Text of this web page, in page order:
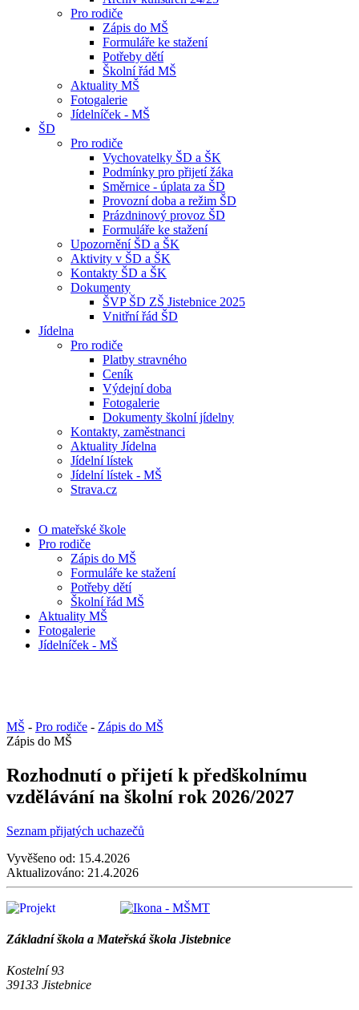
Pro rodiče
Zápis do MŠ
Formuláře ke stažení
Potřeby dětí
Školní řád MŠ
Aktuality MŠ
Fotogalerie
Jídelníček - MŠ
ŠD
Pro rodiče
Vychovatelky ŠD a ŠK
Podmínky pro přijetí žáka
Směrnice - úplata za ŠD
Provozní doba a režim ŠD
Prázdninový provoz ŠD
Formuláře ke stažení
Upozornění ŠD a ŠK
Aktivity v ŠD a ŠK
Kontakty ŠD a ŠK
Dokumenty
ŠVP ŠD ZŠ Jistebnice 2025
Vnitřní řád ŠD
Jídelna
Pro rodiče
Platby stravného
Ceník
Výdejní doba
Fotogalerie
Dokumenty školní jídelny
Kontakty, zaměstnanci
Aktuality Jídelna
Jídelní lístek
Jídelní lístek - MŠ
Strava.cz
O mateřské škole
Pro rodiče
Zápis do MŠ
Formuláře ke stažení
Potřeby dětí
Školní řád MŠ
Aktuality MŠ
Fotogalerie
Jídelníček - MŠ
MŠ - Pro rodiče - Zápis do MŠ
Zápis do MŠ
Rozhodnutí o přijetí k předškolnímu
vzdělávání na školní rok 2026/2027
Seznam přijatých uchazečů
Vyvěšeno od: 15.4.2026
Aktualizováno: 21.4.2026
Základní škola a Mateřská škola Jistebnice
Kostelní 93
39133 Jistebnice